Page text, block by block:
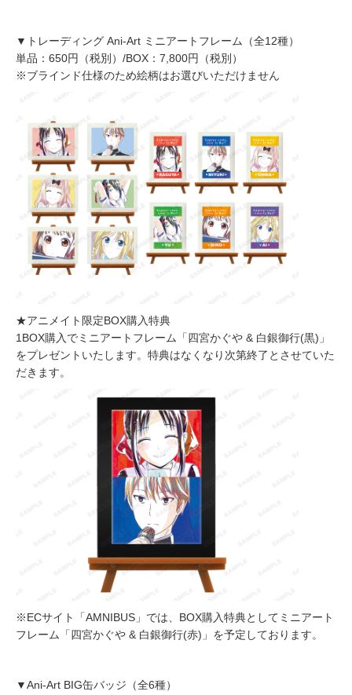
▼トレーディング Ani-Art ミニアートフレーム（全12種）
単品：650円（税別）/BOX：7,800円（税別）
※ブラインド仕様のため絵柄はお選びいただけません
★アニメイト限定BOX購入特典
1BOX購入でミニアートフレーム「四宮かぐや & 白銀御行(黒)」
をプレゼントいたします。特典はなくなり次第終了とさせていた
だきます。
※ECサイト「AMNIBUS」では、BOX購入特典としてミニアート
フレーム「四宮かぐや & 白銀御行(赤)」を予定しております。
▼Ani-Art BIG缶バッジ（全6種）